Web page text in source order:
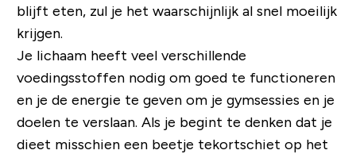
blijft eten, zul je het waarschijnlijk al snel moeilijk
krijgen.
Je lichaam heeft veel verschillende
voedingsstoffen nodig om goed te functioneren
en je de energie te geven om je gymsessies en je
doelen te verslaan. Als je begint te denken dat je
dieet misschien een beetje tekortschiet op het